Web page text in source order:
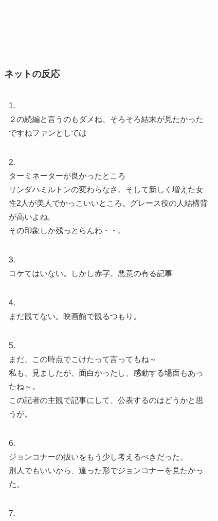
ネットの反応
1.
２の続編と言うのもダメね、そろそろ結末が見たかった
ですねファンとしては
2.
ターミネーターが良かったところ
リンダハミルトンの変わらなさ。そして新しく増えた女
性2人が美人でかっこいいところ。グレース役の人結構背
が高いよね。
その印象しか残っとらんわ・・。
3.
コケてはいない。しかし赤字。悪意の有る記事
4.
まだ観てない。映画館で観るつもり。
5.
まだ、この時点でこけたって言ってもね～
私も、見ましたが、面白かったし、感動する場面もあっ
たね～。
この記者の主観で記事にして、公表するのはどうかと思
うが。
6.
ジョンコナーの扱いをもう少し考えるべきだった。
別人でもいいから、違った形でジョンコナーを見たかっ
た。
7.